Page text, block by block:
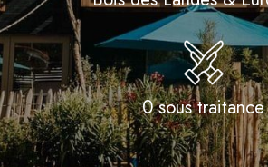
0 sous traitance